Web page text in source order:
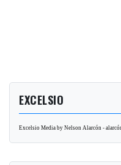
EXCELSIO
Excelsio Media by Nelson Alarcón -